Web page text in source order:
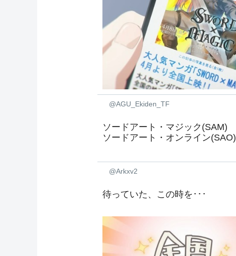
@AGU_Ekiden_TF
ソードアート・マジック(SAM)
ソードアート・オンライン(SAO)
@Arkxv2
待っていた、この時を･･･